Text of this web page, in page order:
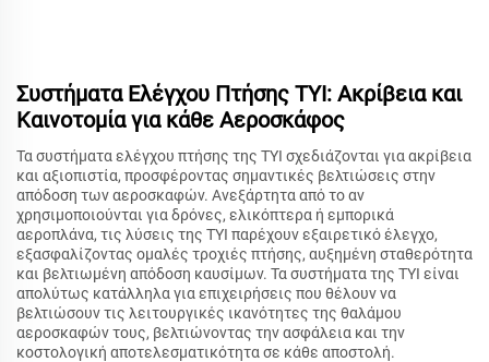
Συστήματα Ελέγχου Πτήσης TYI: Ακρίβεια και
Καινοτομία για κάθε Αεροσκάφος
Τα συστήματα ελέγχου πτήσης της TYI σχεδιάζονται για ακρίβεια
και αξιοπιστία, προσφέροντας σημαντικές βελτιώσεις στην
απόδοση των αεροσκαφών. Ανεξάρτητα από το αν
χρησιμοποιούνται για δρόνες, ελικόπτερα ή εμπορικά
αεροπλάνα, τις λύσεις της TYI παρέχουν εξαιρετικό έλεγχο,
εξασφαλίζοντας ομαλές τροχιές πτήσης, αυξημένη σταθερότητα
και βελτιωμένη απόδοση καυσίμων. Τα συστήματα της TYI είναι
απολύτως κατάλληλα για επιχειρήσεις που θέλουν να
βελτιώσουν τις λειτουργικές ικανότητες της θαλάμου
αεροσκαφών τους, βελτιώνοντας την ασφάλεια και την
κοστολογική αποτελεσματικότητα σε κάθε αποστολή.